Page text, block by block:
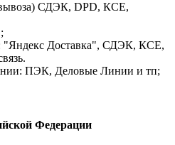
СДЭК, DPD, КСЕ,
"Яндекс Доставка", СДЭК, КСЕ,
ПЭК, Деловые Линии и тп;
Федерации